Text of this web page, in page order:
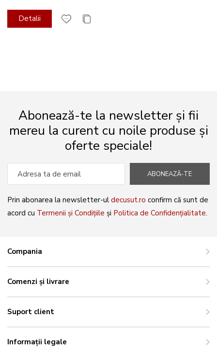
Detalii
Abonează-te la newsletter și fii
mereu la curent cu noile produse și
oferte speciale!
ABONEAZĂ-TE
Prin abonarea la newsletter-ul decusut.ro confirm că sunt de
acord cu Termenii și Condițiile și Politica de Confidențialitate.
Compania
Comenzi și livrare
Suport client
Informații legale